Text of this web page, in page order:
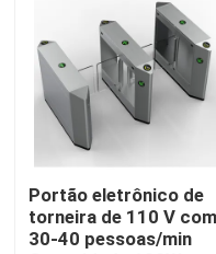
Portas eletrônicas
Porta de balanço do
Porta do torniquete
Portão eletrônico de
torneira de 110 V com
30-40 pessoas/min